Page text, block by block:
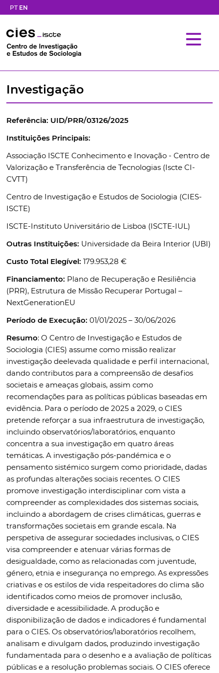
PT EN
Investigação
Referência: UID/PRR/03126/2025
Instituições Principais:
Associação ISCTE Conhecimento e Inovação - Centro de
Valorização e Transferência de Tecnologias (Iscte CI-
CVTT)
Centro de Investigação e Estudos de Sociologia (CIES-
ISCTE)
ISCTE-Instituto Universitário de Lisboa (ISCTE-IUL)
Outras Instituições: Universidade da Beira Interior (UBI)
Custo Total Elegível: 179.953,28 €
Financiamento: Plano de Recuperação e Resiliência
(PRR), Estrutura de Missão Recuperar Portugal –
NextGenerationEU
Período de Execução: 01/01/2025 – 30/06/2026
Resumo: O Centro de Investigação e Estudos de
Sociologia (CIES) assume como missão realizar
investigação deelevada qualidade e perfil internacional,
dando contributos para a compreensão de desafios
societais e ameaças globais, assim como
recomendações para as políticas públicas baseadas em
evidência. Para o período de 2025 a 2029, o CIES
pretende reforçar a sua infraestrutura de investigação,
incluindo observatórios/laboratórios, enquanto
concentra a sua investigação em quatro áreas
temáticas. A investigação pós-pandémica e o
pensamento sistémico surgem como prioridade, dadas
as profundas alterações sociais recentes. O CIES
promove investigação interdisciplinar com vista a
compreender as complexidades dos sistemas sociais,
incluindo a abordagem de crises climáticas, guerras e
transformações societais em grande escala. Na
perspetiva de assegurar sociedades inclusivas, o CIES
visa compreender e atenuar várias formas de
desigualdade, como as relacionadas com juventude,
género, etnia e insegurança no emprego. As expressões
criativas e os estilos de vida respeitadores do clima são
identificados como meios de promover inclusão,
diversidade e acessibilidade. A produção e
disponibilização de dados e indicadores é fundamental
para o CIES. Os observatórios/laboratórios recolhem,
analisam e divulgam dados, produzindo investigação
fundamentada para o desenho e a avaliação de políticas
públicas e a resolução problemas sociais. O CIES oferece